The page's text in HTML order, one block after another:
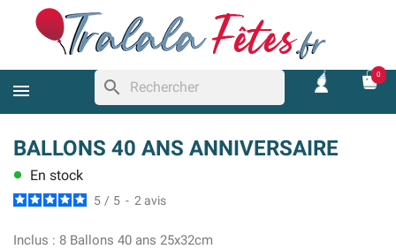
search
0
BALLONS 40 ANS ANNIVERSAIRE
lens En stock
5 / 5 - 2 avis
Inclus : 8 Ballons 40 ans 25x32cm